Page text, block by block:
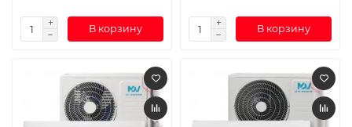
В корзину В корзину